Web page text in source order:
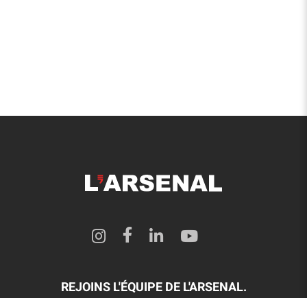
REJOINS L'ÉQUIPE DE L'ARSENAL.